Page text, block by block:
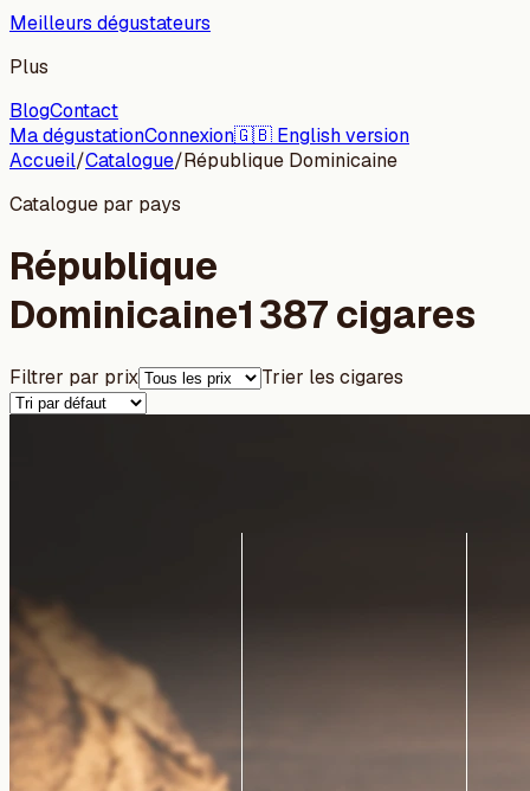
Meilleurs dégustateurs
Plus
BlogContact
Ma dégustationConnexion🇬🇧 English version
Accueil/Catalogue/République Dominicaine
Catalogue par pays
République
Dominicaine1 387 cigares
Filtrer par prix Trier les cigares